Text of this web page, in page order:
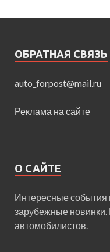
ОБРАТНАЯ СВЯЗЬ
auto_forpost@mail.ru
Реклама на сайте
О САЙТЕ
Интересные события
зарубежные
автомобилистов.